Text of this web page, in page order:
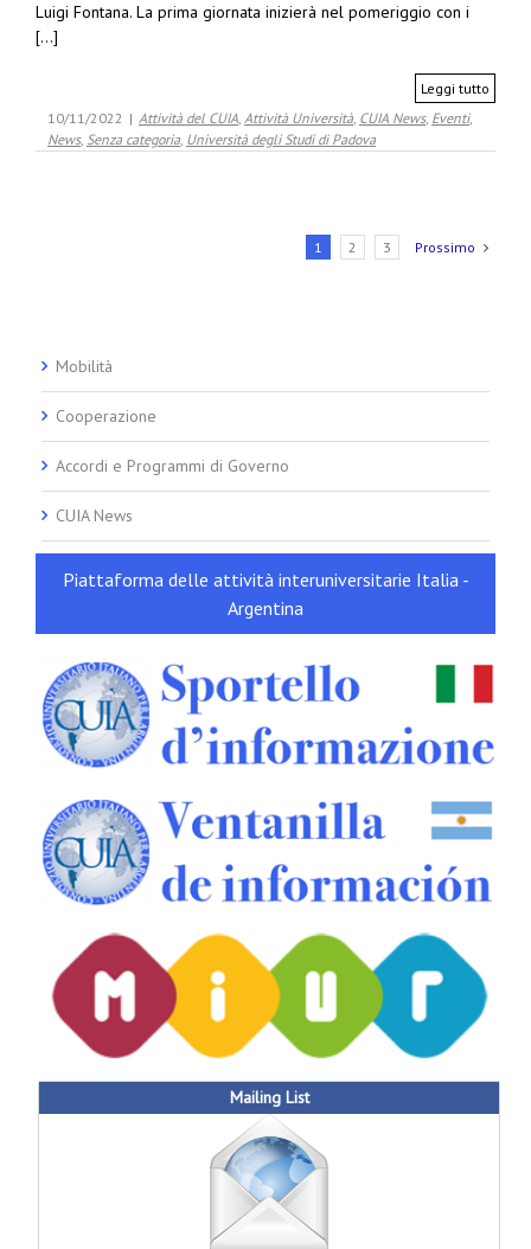
Luigi Fontana. La prima giornata inizierà nel pomeriggio con i
[...]
Leggi tutto
10/11/2022 | Attività del CUIA, Attività Università, CUIA News, Eventi,
News, Senza categoria, Università degli Studi di Padova
1 2 3 Prossimo
Mobilità
Cooperazione
Accordi e Programmi di Governo
CUIA News
Piattaforma delle attività interuniversitarie Italia -
Argentina
Mailing List